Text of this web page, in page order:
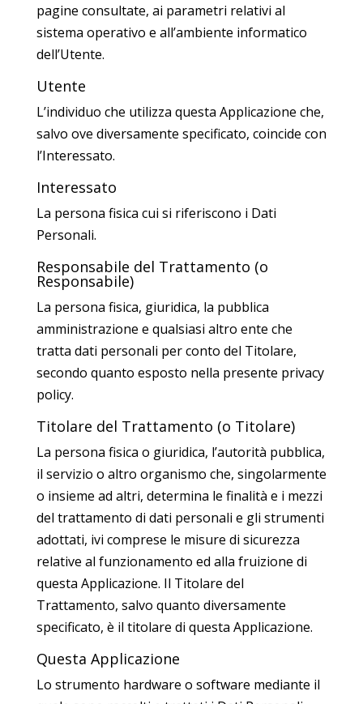
pagine consultate, ai parametri relativi al
sistema operativo e all’ambiente informatico
dell’Utente.
Utente
L’individuo che utilizza questa Applicazione che,
salvo ove diversamente specificato, coincide con
l’Interessato.
Interessato
La persona fisica cui si riferiscono i Dati
Personali.
Responsabile del Trattamento (o
Responsabile)
La persona fisica, giuridica, la pubblica
amministrazione e qualsiasi altro ente che
tratta dati personali per conto del Titolare,
secondo quanto esposto nella presente privacy
policy.
Titolare del Trattamento (o Titolare)
La persona fisica o giuridica, l’autorità pubblica,
il servizio o altro organismo che, singolarmente
o insieme ad altri, determina le finalità e i mezzi
del trattamento di dati personali e gli strumenti
adottati, ivi comprese le misure di sicurezza
relative al funzionamento ed alla fruizione di
questa Applicazione. Il Titolare del
Trattamento, salvo quanto diversamente
specificato, è il titolare di questa Applicazione.
Questa Applicazione
Lo strumento hardware o software mediante il